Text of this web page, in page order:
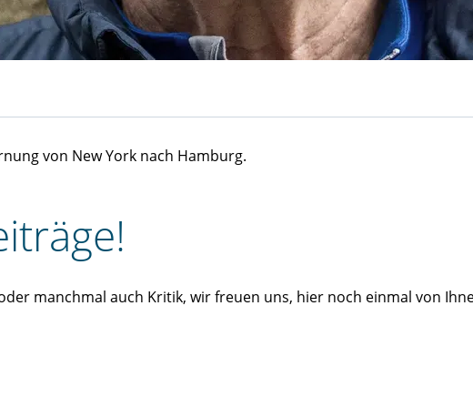
von New York nach Hamburg.
manchmal auch Kritik, wir freuen uns, hier noch einmal von